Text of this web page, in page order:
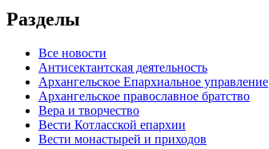
Разделы
Все новости
Антисектантская деятельность
Архангельское Епархиальное управление
Архангельское православное братство
Вера и творчество
Вести Котласской епархии
Вести монастырей и приходов